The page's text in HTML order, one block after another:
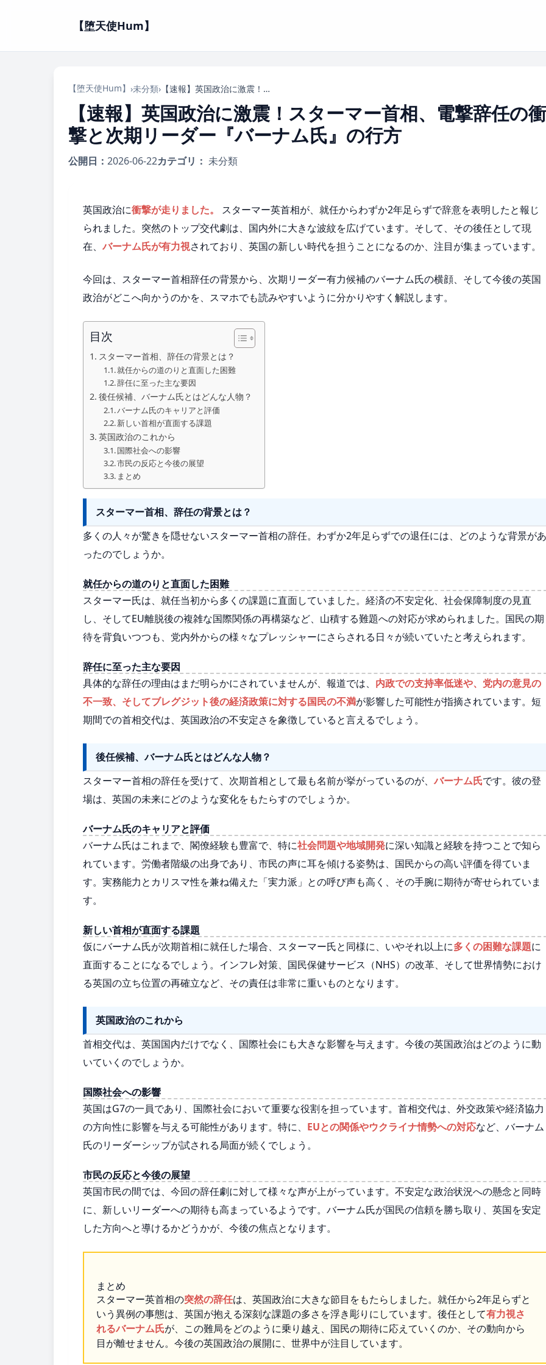
【堕天使Hum】
【堕天使Hum】 ›未分類› 【速報】英国政治に激震！スターマー首相、電撃辞任の衝撃と次期リーダー『バーナム氏』の行方
【速報】英国政治に激震！スターマー首相、電撃辞任の衝
撃と次期リーダー『バーナム氏』の行方
公開日： 2026-06-22カテゴリ： 未分類
英国政治に衝撃が走りました。
スターマー英首相が、就任からわずか2年足らずで辞意を表明したと報じ
られました。突然のトップ交代劇は、国内外に大きな波紋を広げています。そして、その後任として現
在、 バーナム氏が有力視されており、英国の新しい時代を担うことになるのか、注目が集まっています。
今回は、スターマー首相辞任の背景から、次期リーダー有力候補のバーナム氏の横顔、そして今後の英国
政治がどこへ向かうのかを、スマホでも読みやすいように分かりやすく解説します。
目次
スターマー首相、辞任の背景とは？
就任からの道のりと直面した困難
辞任に至った主な要因
後任候補、バーナム氏とはどんな人物？
バーナム氏のキャリアと評価
新しい首相が直面する課題
英国政治のこれから
国際社会への影響
市民の反応と今後の展望
まとめ
スターマー首相、辞任の背景とは？
多くの人々が驚きを隠せないスターマー首相の辞任。わずか2年足らずでの退任には、どのような背景があ
ったのでしょうか。
就任からの道のりと直面した困難
スターマー氏は、就任当初から多くの課題に直面していました。経済の不安定化、社会保障制度の見直
し、そしてEU離脱後の複雑な国際関係の再構築など、山積する難題への対応が求められました。国民の期
待を背負いつつも、党内外からの様々なプレッシャーにさらされる日々が続いていたと考えられます。
辞任に至った主な要因
具体的な辞任の理由はまだ明らかにされていませんが、報道では、 内政での支持率低迷や、党内の意見の
不一致、そしてブレグジット後の経済政策に対する国民の不満が影響した可能性が指摘されています。短
期間での首相交代は、英国政治の不安定さを象徴していると言えるでしょう。
後任候補、バーナム氏とはどんな人物？
スターマー首相の辞任を受けて、次期首相として最も名前が挙がっているのが、 バーナム氏です。彼の登
場は、英国の未来にどのような変化をもたらすのでしょうか。
バーナム氏のキャリアと評価
バーナム氏はこれまで、閣僚経験も豊富で、特に社会問題や地域開発に深い知識と経験を持つことで知ら
れています。労働者階級の出身であり、市民の声に耳を傾ける姿勢は、国民からの高い評価を得ていま
す。実務能力とカリスマ性を兼ね備えた「実力派」との呼び声も高く、その手腕に期待が寄せられていま
す。
新しい首相が直面する課題
仮にバーナム氏が次期首相に就任した場合、スターマー氏と同様に、いやそれ以上に多くの困難な課題に
直面することになるでしょう。インフレ対策、国民保健サービス（NHS）の改革、そして世界情勢におけ
る英国の立ち位置の再確立など、その責任は非常に重いものとなります。
英国政治のこれから
首相交代は、英国国内だけでなく、国際社会にも大きな影響を与えます。今後の英国政治はどのように動
いていくのでしょうか。
国際社会への影響
英国はG7の一員であり、国際社会において重要な役割を担っています。首相交代は、外交政策や経済協力
の方向性に影響を与える可能性があります。特に、 EUとの関係やウクライナ情勢への対応など、バーナム
氏のリーダーシップが試される局面が続くでしょう。
市民の反応と今後の展望
英国市民の間では、今回の辞任劇に対して様々な声が上がっています。不安定な政治状況への懸念と同時
に、新しいリーダーへの期待も高まっているようです。バーナム氏が国民の信頼を勝ち取り、英国を安定
した方向へと導けるかどうかが、今後の焦点となります。
まとめ
スターマー英首相の突然の辞任は、英国政治に大きな節目をもたらしました。就任から2年足らずと
いう異例の事態は、英国が抱える深刻な課題の多さを浮き彫りにしています。後任として有力視さ
れるバーナム氏が、この難局をどのように乗り越え、国民の期待に応えていくのか、その動向から
目が離せません。今後の英国政治の展開に、世界中が注目しています。